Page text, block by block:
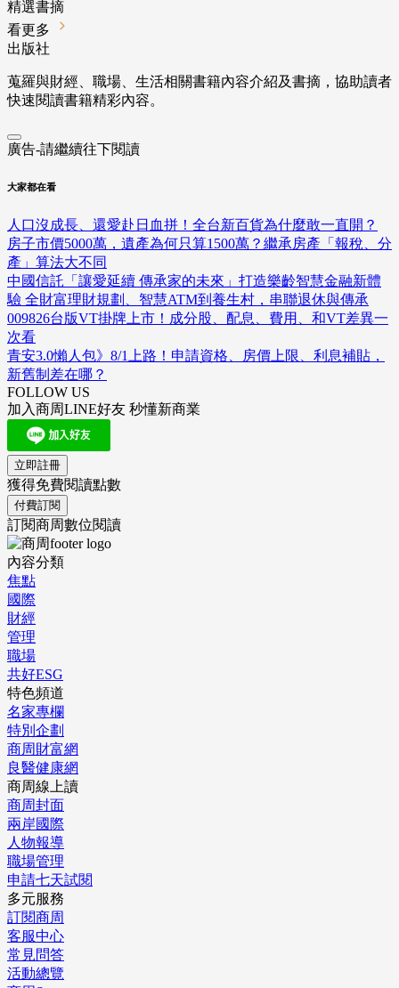
精選書摘
看更多
出版社
蒐羅與財經、職場、生活相關書籍內容介紹及書摘，協助讀者
快速閱讀書籍精彩內容。
廣告-請繼續往下閱讀
大家都在看
人口沒成長、還愛赴日血拼！全台新百貨為什麼敢一直開？
房子市價5000萬，遺產為何只算1500萬？繼承房產「報稅、分
產」算法大不同
中國信託「讓愛延續 傳承家的未來」打造樂齡智慧金融新體
驗 全財富理財規劃、智慧ATM到養生村，串聯退休與傳承
009826台版VT掛牌上市！成分股、配息、費用、和VT差異一
次看
青安3.0懶人包》8/1上路！申請資格、房價上限、利息補貼，
新舊制差在哪？
FOLLOW US
加入商周LINE好友 秒懂新商業
立即註冊
獲得免費閱讀點數
付費訂閱
訂閱商周數位閱讀
內容分類
焦點
國際
財經
管理
職場
共好ESG
特色頻道
名家專欄
特別企劃
商周財富網
良醫健康網
商周線上讀
商周封面
兩岸國際
人物報導
職場管理
申請七天試閱
多元服務
訂閱商周
客服中心
常見問答
活動總覽